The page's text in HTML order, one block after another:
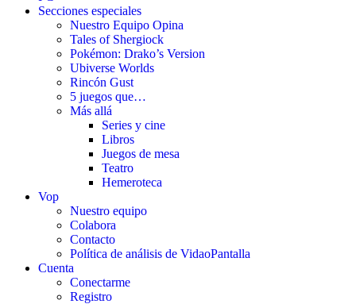
Secciones especiales
Nuestro Equipo Opina
Tales of Shergiock
Pokémon: Drako’s Version
Ubiverse Worlds
Rincón Gust
5 juegos que…
Más allá
Series y cine
Libros
Juegos de mesa
Teatro
Hemeroteca
Vop
Nuestro equipo
Colabora
Contacto
Política de análisis de VidaoPantalla
Cuenta
Conectarme
Registro